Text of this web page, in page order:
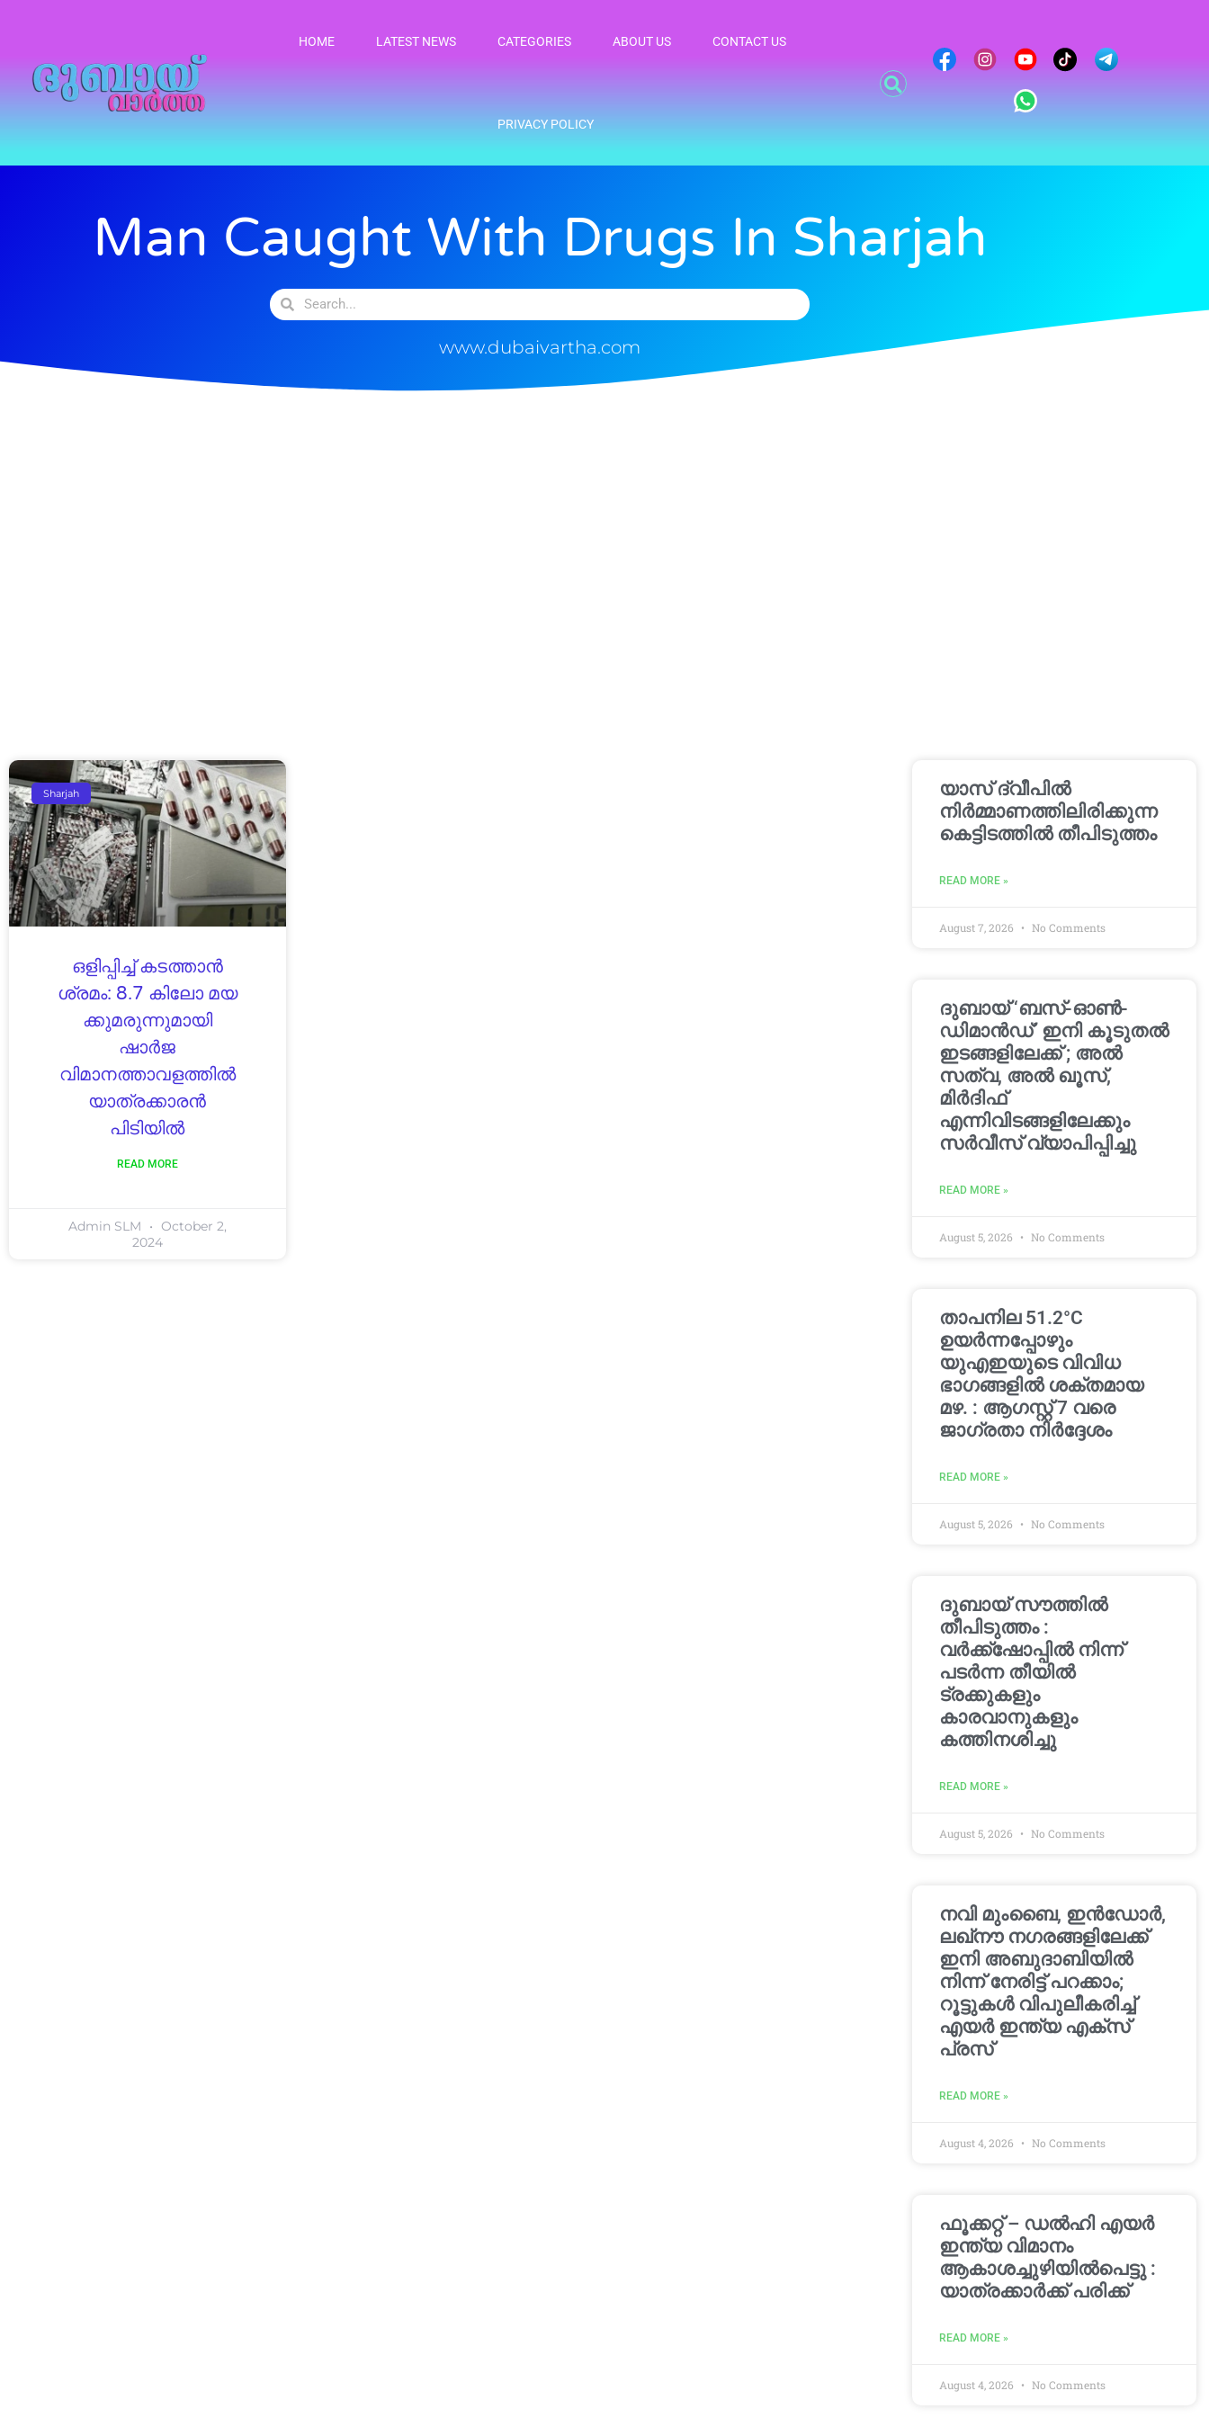
HOME LATEST NEWS CATEGORIES ABOUT US CONTACT US
PRIVACY POLICY
Man Caught With Drugs In Sharjah
www.dubaivartha.com
Sharjah
ഒളിപ്പിച്ച് കടത്താൻ
ശ്രമം: 8.7 കിലോ മയ
ക്കുമരുന്നുമായി
ഷാർജ
വിമാനത്താവളത്തിൽ
യാത്രക്കാരൻ
പിടിയിൽ
READ MORE
Admin SLM
October 2,
2024
യാസ് ദ്വീപിൽ
നിർമ്മാണത്തിലിരിക്കുന്ന
കെട്ടിടത്തിൽ തീപിടുത്തം
READ MORE »
August 7, 2026 No Comments
ദുബായ് ‘ബസ്-ഓൺ-
ഡിമാൻഡ്’ ഇനി കൂടുതൽ
ഇടങ്ങളിലേക്ക് ; അൽ
സത്വ, അൽ ഖൂസ്,
മിർദിഫ്
എന്നിവിടങ്ങളിലേക്കും
സർവീസ് വ്യാപിപ്പിച്ചു
READ MORE »
August 5, 2026 No Comments
താപനില 51.2°C
ഉയർന്നപ്പോഴും
യുഎഇയുടെ വിവിധ
ഭാഗങ്ങളിൽ ശക്തമായ
മഴ. : ആഗസ്റ്റ് 7 വരെ
ജാഗ്രതാ നിർദ്ദേശം
READ MORE »
August 5, 2026 No Comments
ദുബായ് സൗത്തിൽ
തീപിടുത്തം :
വർക്ക്‌ഷോപ്പിൽ നിന്ന്
പടർന്ന തീയിൽ
ട്രക്കുകളും
കാരവാനുകളും
കത്തിനശിച്ചു
READ MORE »
August 5, 2026 No Comments
നവി മുംബൈ, ഇൻഡോർ,
ലഖ്നൗ നഗരങ്ങളിലേക്ക്
ഇനി അബുദാബിയിൽ
നിന്ന് നേരിട്ട് പറക്കാം;
റൂട്ടുകൾ വിപുലീകരിച്ച്
എയർ ഇന്ത്യ എക്സ്
പ്രസ്
READ MORE »
August 4, 2026 No Comments
ഫൂക്കറ്റ് – ഡൽഹി എയര്‍
ഇന്ത്യ വിമാനം
ആകാശച്ചുഴിയില്‍പെട്ടു :
യാത്രക്കാര്‍ക്ക് പരിക്ക്
READ MORE »
August 4, 2026 No Comments